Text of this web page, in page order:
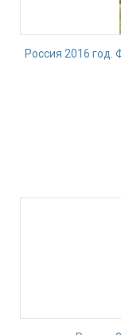
Россия 2016 год.